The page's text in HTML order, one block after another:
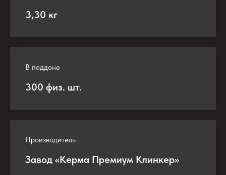
3,30 кг
В поддоне
300 физ. шт.
Производитель
Завод «Керма Премиум Клинкер»